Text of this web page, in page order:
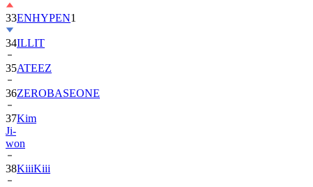
33ENHYPEN1
34ILLIT
35ATEEZ
36ZEROBASEONE
37Kim
Ji-
won
38KiiiKiii